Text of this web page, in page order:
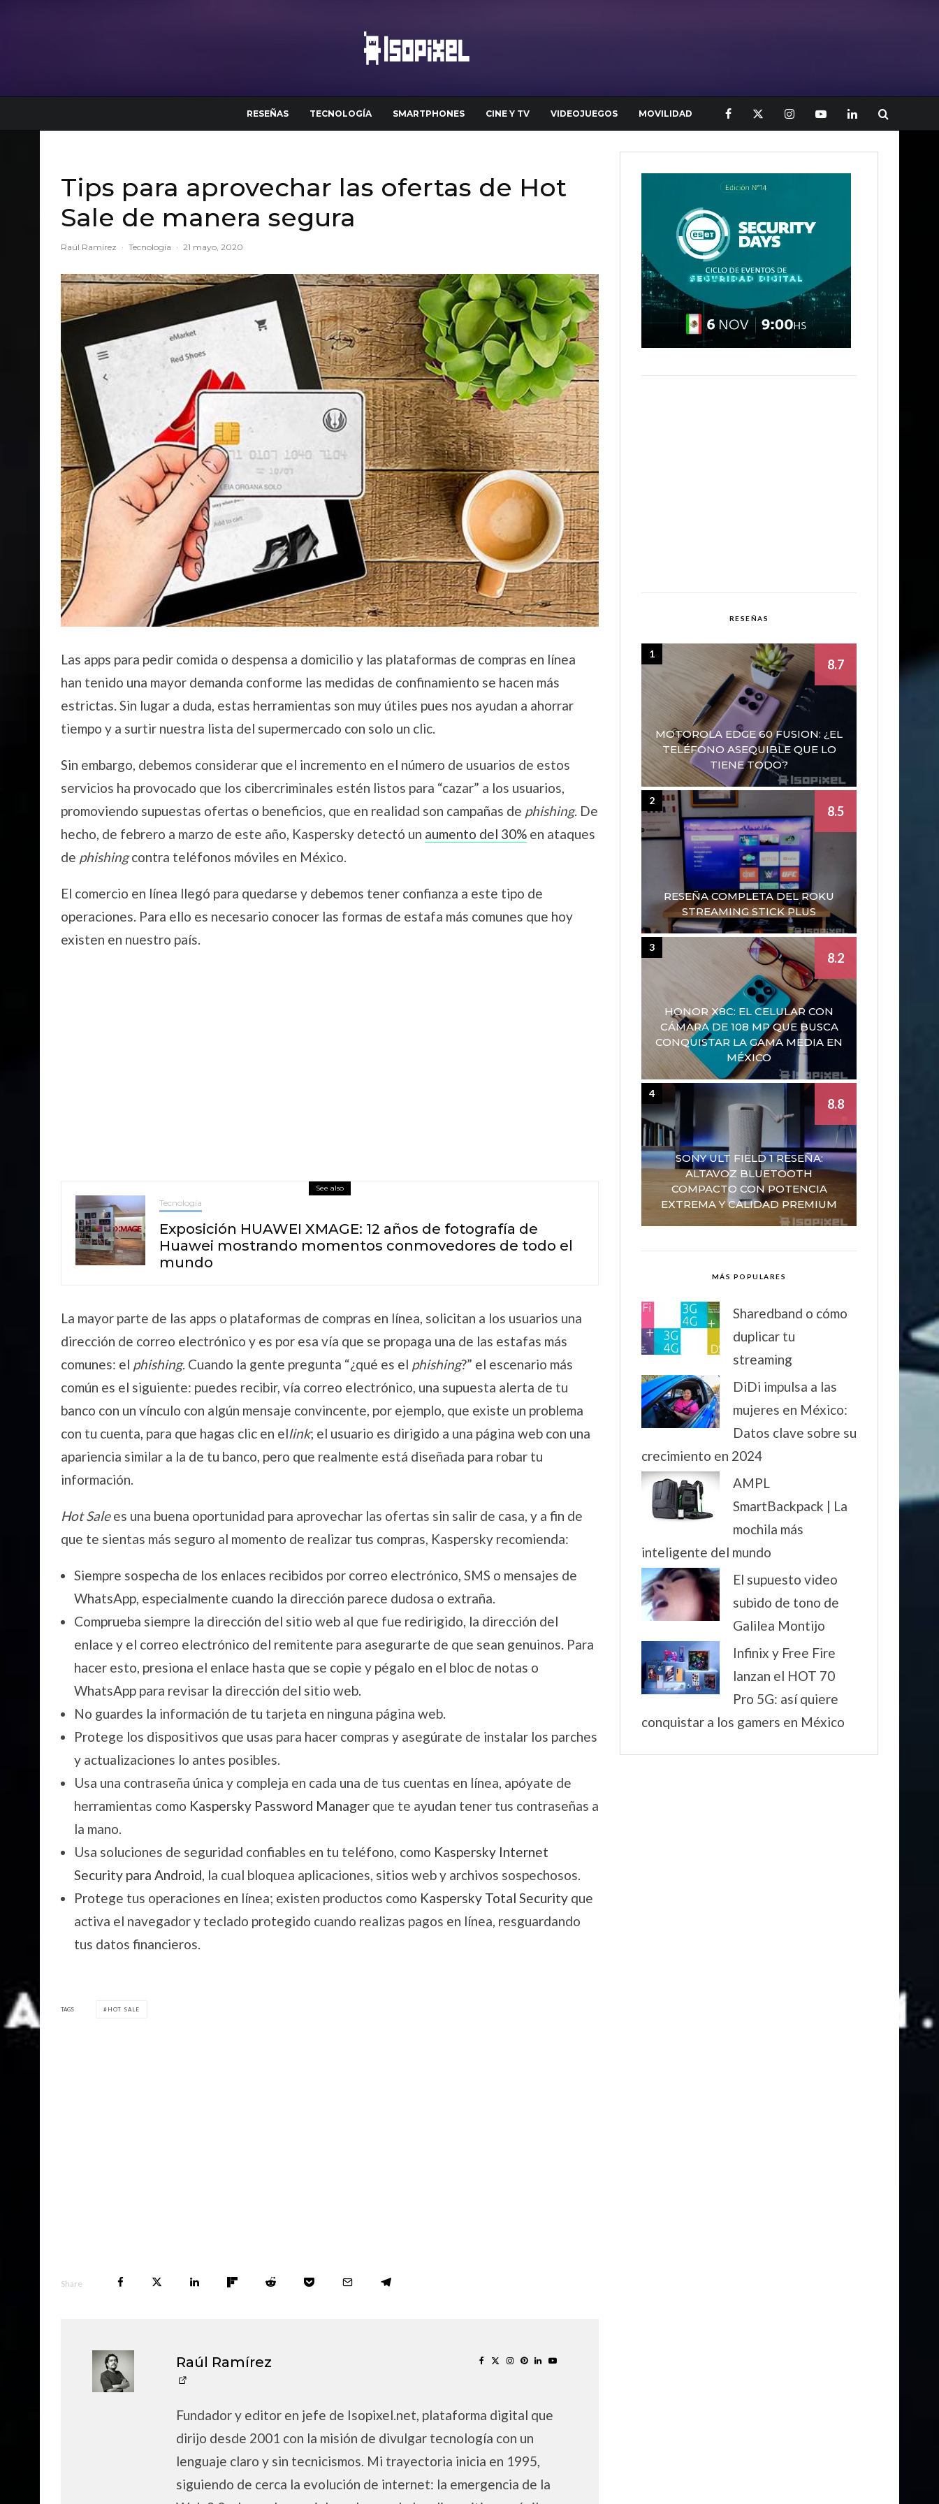
RESEÑAS TECNOLOGÍA SMARTPHONES CINE Y TV VIDEOJUEGOS MOVILIDAD
Tips para aprovechar las ofertas de Hot
Sale de manera segura
Raúl Ramírez · Tecnología · 21 mayo, 2020
Las apps para pedir comida o despensa a domicilio y las plataformas de compras en línea
han tenido una mayor demanda conforme las medidas de confinamiento se hacen más
estrictas. Sin lugar a duda, estas herramientas son muy útiles pues nos ayudan a ahorrar
tiempo y a surtir nuestra lista del supermercado con solo un clic.
Sin embargo, debemos considerar que el incremento en el número de usuarios de estos
servicios ha provocado que los cibercriminales estén listos para “cazar” a los usuarios,
promoviendo supuestas ofertas o beneficios, que en realidad son campañas de phishing. De
hecho, de febrero a marzo de este año, Kaspersky detectó un aumento del 30% en ataques
de phishingcontra teléfonos móviles en México.
El comercio en línea llegó para quedarse y debemos tener confianza a este tipo de
operaciones. Para ello es necesario conocer las formas de estafa más comunes que hoy
existen en nuestro país.
See also
Tecnología
Exposición HUAWEI XMAGE: 12 años de fotografía de
Huawei mostrando momentos conmovedores de todo el
mundo
La mayor parte de las apps o plataformas de compras en línea, solicitan a los usuarios una
dirección de correo electrónico y es por esa vía que se propaga una de las estafas más
comunes: el phishing. Cuando la gente pregunta “¿qué es el phishing?” el escenario más
común es el siguiente: puedes recibir, vía correo electrónico, una supuesta alerta de tu
banco con un vínculo con algún mensaje convincente, por ejemplo, que existe un problema
con tu cuenta, para que hagas clic en ellink; el usuario es dirigido a una página web con una
apariencia similar a la de tu banco, pero que realmente está diseñada para robar tu
información.
Hot Salees una buena oportunidad para aprovechar las ofertas sin salir de casa, y a fin de
que te sientas más seguro al momento de realizar tus compras, Kaspersky recomienda:
Siempre sospecha de los enlaces recibidos por correo electrónico, SMS o mensajes de
WhatsApp, especialmente cuando la dirección parece dudosa o extraña.
Comprueba siempre la dirección del sitio web al que fue redirigido, la dirección del
enlace y el correo electrónico del remitente para asegurarte de que sean genuinos. Para
hacer esto, presiona el enlace hasta que se copie y pégalo en el bloc de notas o
WhatsApp para revisar la dirección del sitio web.
No guardes la información de tu tarjeta en ninguna página web.
Protege los dispositivos que usas para hacer compras y asegúrate de instalar los parches
y actualizaciones lo antes posibles.
Usa una contraseña única y compleja en cada una de tus cuentas en línea, apóyate de
herramientas como Kaspersky Password Manager que te ayudan tener tus contraseñas a
la mano.
Usa soluciones de seguridad confiables en tu teléfono, como Kaspersky Internet
Security para Android, la cual bloquea aplicaciones, sitios web y archivos sospechosos.
Protege tus operaciones en línea; existen productos como Kaspersky Total Security que
activa el navegador y teclado protegido cuando realizas pagos en línea, resguardando
tus datos financieros.
TAGS HOT SALE
Share
Raúl Ramírez
Fundador y editor en jefe de Isopixel.net, plataforma digital que
dirijo desde 2001 con la misión de divulgar tecnología con un
lenguaje claro y sin tecnicismos. Mi trayectoria inicia en 1995,
siguiendo de cerca la evolución de internet: la emergencia de la
RESEÑAS
MOTOROLA EDGE 60 FUSION: ¿EL
TELÉFONO ASEQUIBLE QUE LO
TIENE TODO?
8.7
1
RESEÑA COMPLETA DEL ROKU
STREAMING STICK PLUS
8.5
2
HONOR X8C: EL CELULAR CON
CÁMARA DE 108 MP QUE BUSCA
CONQUISTAR LA GAMA MEDIA EN
MÉXICO
8.2
3
SONY ULT FIELD 1 RESEÑA:
ALTAVOZ BLUETOOTH
COMPACTO CON POTENCIA
EXTREMA Y CALIDAD PREMIUM
8.8
4
MÁS POPULARES
Sharedband o cómo
duplicar tu
streaming
DiDi impulsa a las
mujeres en México:
Datos clave sobre su
crecimiento en 2024
AMPL
SmartBackpack | La
mochila más
inteligente del mundo
El supuesto video
subido de tono de
Galilea Montijo
Infinix y Free Fire
lanzan el HOT 70
Pro 5G: así quiere
conquistar a los gamers en México